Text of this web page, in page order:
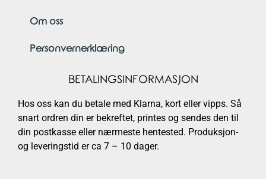
Om oss
Personvernerklæring
BETALINGSINFORMASJON
Hos oss kan du betale med Klarna, kort eller vipps. Så
snart ordren din er bekreftet, printes og sendes den til
din postkasse eller nærmeste hentested. Produksjon-
og leveringstid er ca 7 – 10 dager.